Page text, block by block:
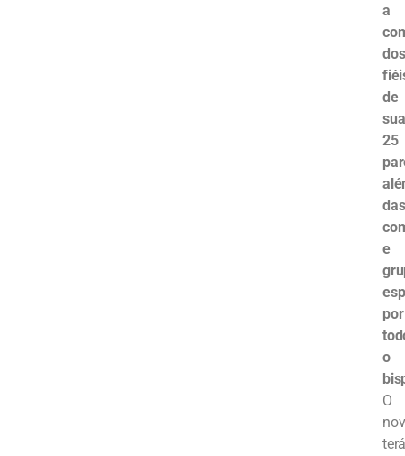
a
dos
de
25
das
e
por
o
O